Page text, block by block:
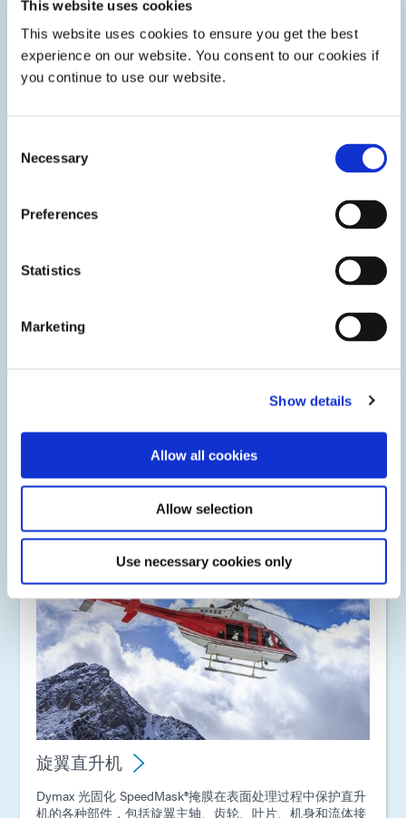
This website uses cookies
This website uses cookies to ensure you get the best
experience on our website. You consent to our cookies if
you continue to use our website.
Selection
Necessary
Preferences
Statistics
Marketing
Show details
Allow all cookies
Allow selection
Use necessary cookies only
Dymax 光固化三防漆、封装剂、灌封材料、结构胶和掩膜旨
在解决航空航天电子市场的诸多挑战和环境需求。
Dymax 光固化 SpeedMask掩膜可一步保护关键发动机部
旋翼直升机
Dymax 光固化 SpeedMask®掩膜在表面处理过程中保护直升
机的各种部件，包括旋翼主轴、齿轮、叶片、机身和流体接